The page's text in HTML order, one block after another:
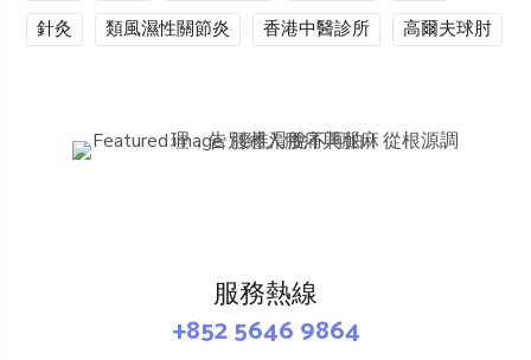
針灸
類風濕性關節炎 香港中醫診所 高爾夫球肘
服務熱線
+852 5646 9864